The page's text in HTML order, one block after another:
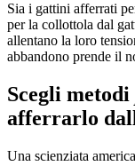
Sia i gattini afferrati
per la collottola dal
allentano la loro
abbandono prende il
Scegli metodi
afferrarlo
Una scienziata